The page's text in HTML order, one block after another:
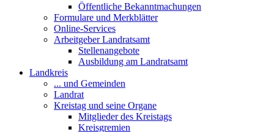
Öffentliche Bekanntmachungen
Formulare und Merkblätter
Online-Services
Arbeitgeber Landratsamt
Stellenangebote
Ausbildung am Landratsamt
Landkreis
... und Gemeinden
Landrat
Kreistag und seine Organe
Mitglieder des Kreistags
Kreisgremien